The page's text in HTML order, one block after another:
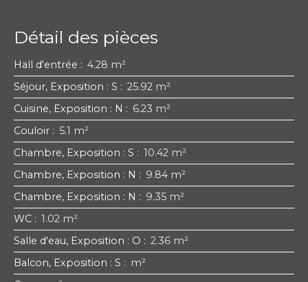
Détail des pièces
Hall d'entrée : 4.28 m²
Séjour, Exposition : S : 25.92 m²
Cuisine, Exposition : N : 6.23 m²
Couloir : 5.1 m²
Chambre, Exposition : S : 10.42 m²
Chambre, Exposition : N : 9.84 m²
Chambre, Exposition : N : 9.35 m²
WC : 1.02 m²
Salle d'eau, Exposition : O : 2.36 m²
Balcon, Exposition : S : m²